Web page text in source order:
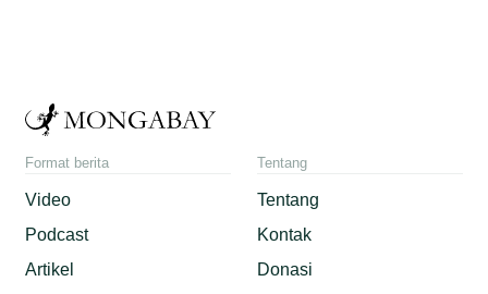
Format berita
Video
Podcast
Artikel
Tentang
Tentang
Kontak
Donasi